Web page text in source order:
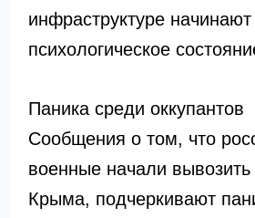
инфраструктуре
психологическое
Паника среди оккупантов
Сообщения о том, что
военные начали
Крыма, подчеркивают